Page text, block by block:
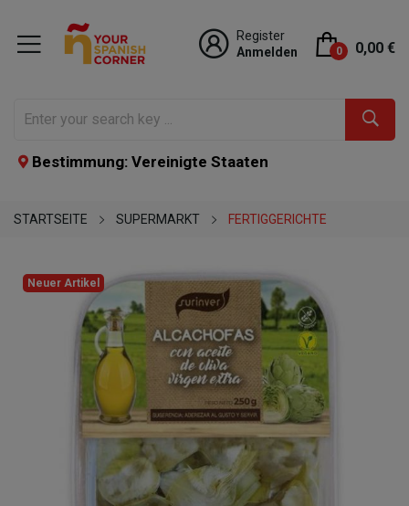
Register
Anmelden
0 0,00 €
Bestimmung: Vereinigte Staaten
STARTSEITE SUPERMARKT FERTIGGERICHTE
Neuer Artikel